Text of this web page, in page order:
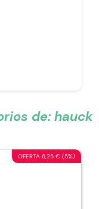
de: hauck
OFERTA 6,25 € (5%)